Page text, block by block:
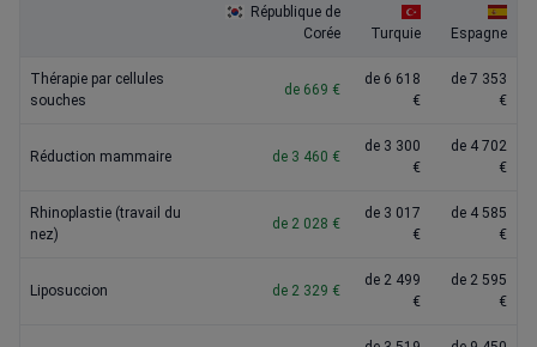
République de
Corée
Turquie Espagne
Thérapie par cellules
souches
de 669 €
de 6 618
€
de 7 353
€
Réduction mammaire de 3 460 €
de 3 300
€
de 4 702
€
Rhinoplastie (travail du
nez)
de 2 028 €
de 3 017
€
de 4 585
€
Liposuccion de 2 329 €
de 2 499
€
de 2 595
€